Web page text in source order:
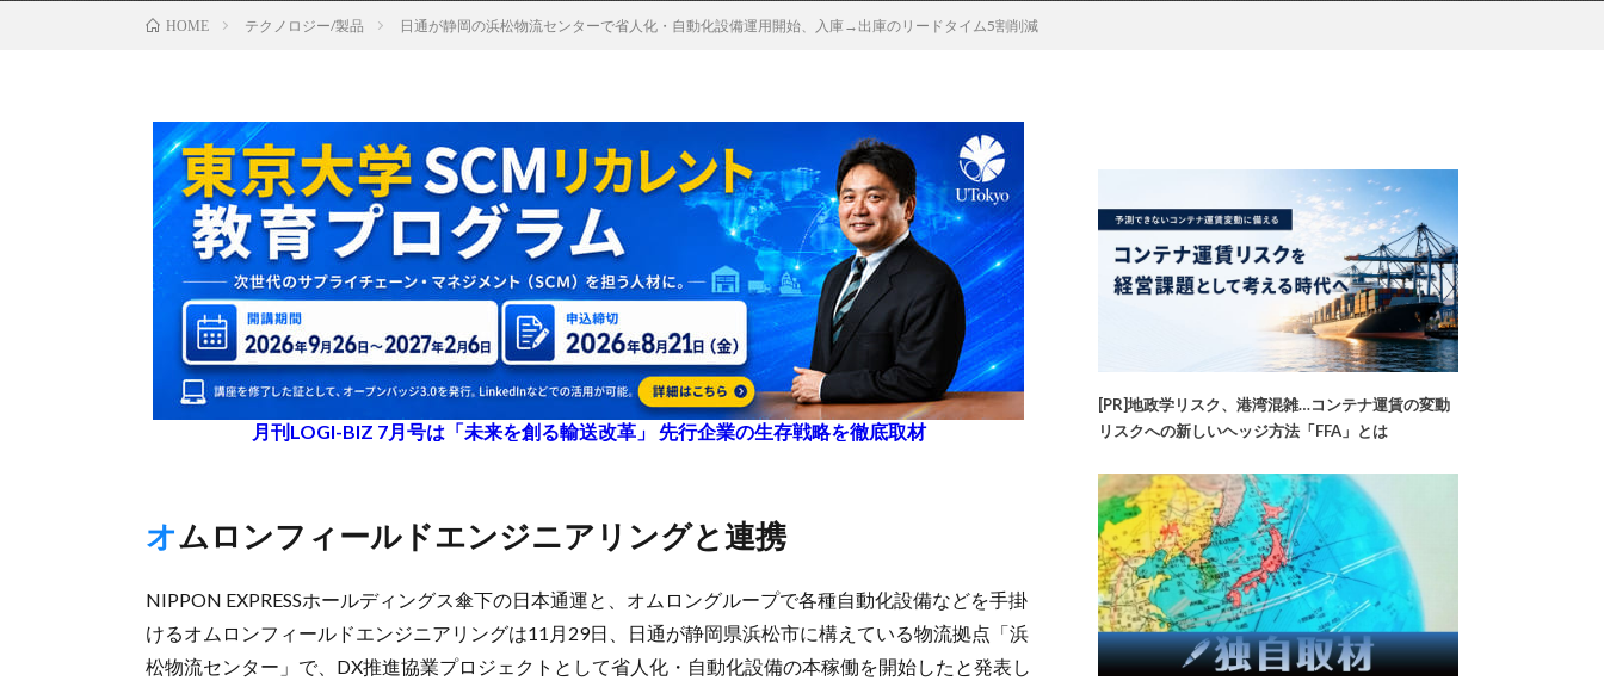
HOME テクノロジー/製品 日通が静岡の浜松物流センターで省人化・自動化設備運用開始、入庫→出庫のリードタイム5割削減
月刊LOGI-BIZ 7月号は「未来を創る輸送改革」 先行企業の生存戦略を徹底取材
オムロンフィールドエンジニアリングと連携
NIPPON EXPRESSホールディングス傘下の日本通運と、オムロングループで各種自動化設備などを手掛
けるオムロンフィールドエンジニアリングは11月29日、日通が静岡県浜松市に構えている物流拠点「浜
松物流センター」で、DX推進協業プロジェクトとして省人化・自動化設備の本稼働を開始したと発表し
[PR]地政学リスク、港湾混雑…コンテナ運賃の変動
リスクへの新しいヘッジ方法「FFA」とは